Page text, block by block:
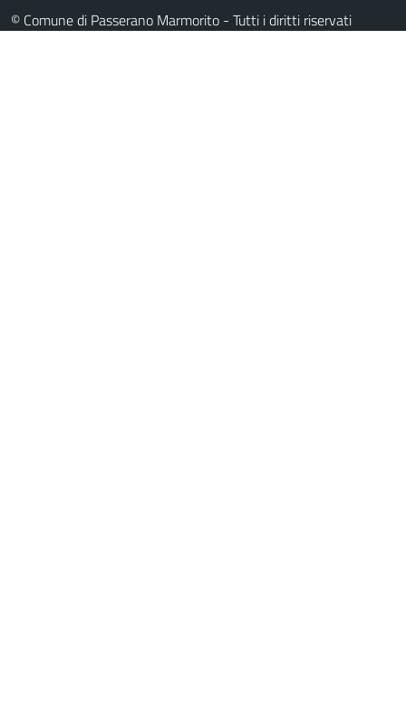
© Comune di Passerano Marmorito - Tutti i diritti riservati